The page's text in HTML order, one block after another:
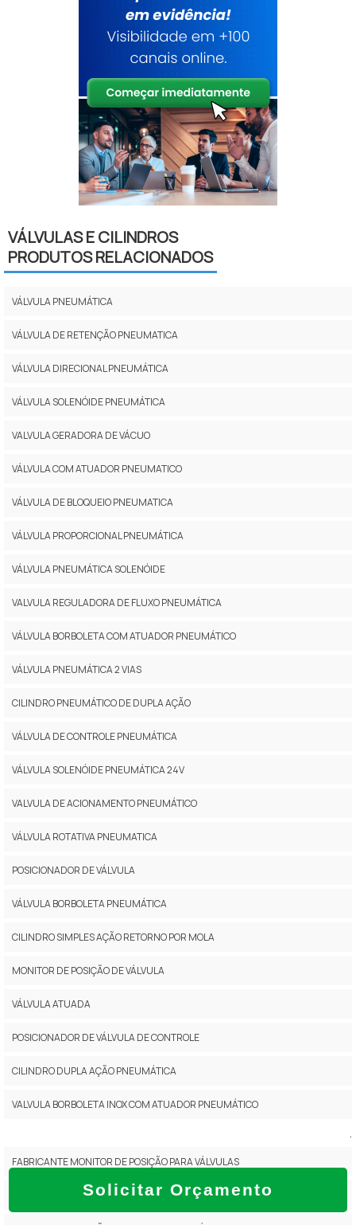
Solicitar Orçamento
VÁLVULAS E CILINDROS
PRODUTOS RELACIONADOS
VÁLVULA PNEUMÁTICA
VÁLVULA DE RETENÇÃO PNEUMATICA
VÁLVULA DIRECIONAL PNEUMÁTICA
VÁLVULA SOLENÓIDE PNEUMÁTICA
VALVULA GERADORA DE VÁCUO
VÁLVULA COM ATUADOR PNEUMATICO
VÁLVULA DE BLOQUEIO PNEUMATICA
VÁLVULA PROPORCIONAL PNEUMÁTICA
VÁLVULA PNEUMÁTICA SOLENÓIDE
VALVULA REGULADORA DE FLUXO PNEUMÁTICA
VÁLVULA BORBOLETA COM ATUADOR PNEUMÁTICO
VÁLVULA PNEUMÁTICA 2 VIAS
CILINDRO PNEUMÁTICO DE DUPLA AÇÃO
VÁLVULA DE CONTROLE PNEUMÁTICA
VÁLVULA SOLENÓIDE PNEUMÁTICA 24V
VALVULA DE ACIONAMENTO PNEUMÁTICO
VÁLVULA ROTATIVA PNEUMATICA
POSICIONADOR DE VÁLVULA
VÁLVULA BORBOLETA PNEUMÁTICA
CILINDRO SIMPLES AÇÃO RETORNO POR MOLA
MONITOR DE POSIÇÃO DE VÁLVULA
VÁLVULA ATUADA
POSICIONADOR DE VÁLVULA DE CONTROLE
CILINDRO DUPLA AÇÃO PNEUMÁTICA
VALVULA BORBOLETA INOX COM ATUADOR PNEUMÁTICO
.
FABRICANTE MONITOR DE POSIÇÃO PARA VÁLVULAS
MONITOR DE POSIÇÃO DE VÁLVULAS PREÇO